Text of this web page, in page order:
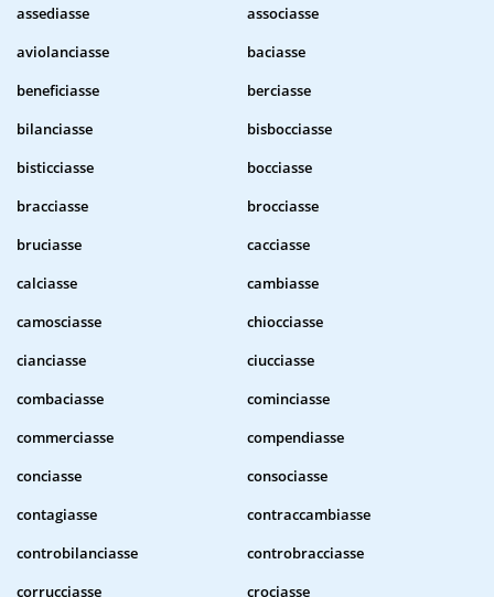
assediasse
associasse
aviolanciasse
baciasse
beneficiasse
berciasse
bilanciasse
bisbocciasse
bisticciasse
bocciasse
bracciasse
brocciasse
bruciasse
cacciasse
calciasse
cambiasse
camosciasse
chiocciasse
cianciasse
ciucciasse
combaciasse
cominciasse
commerciasse
compendiasse
conciasse
consociasse
contagiasse
contraccambiasse
controbilanciasse
controbracciasse
corrucciasse
crociasse